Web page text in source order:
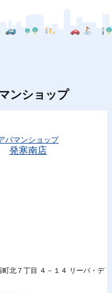
ンショップ
パマンショップ
発寒南店
北７丁目 ４－１４ リーバ・デ